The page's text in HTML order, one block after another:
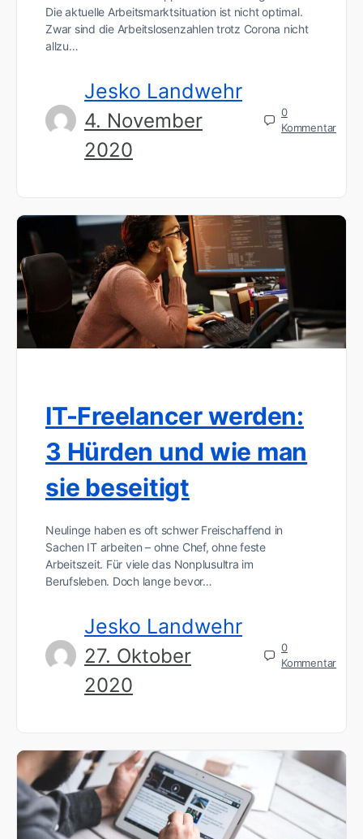
Die aktuelle Arbeitsmarktsituation ist nicht optimal.
Zwar sind die Arbeitslosenzahlen trotz Corona nicht
allzu…
Jesko Landwehr
4. November
2020
0
Kommentar
IT-Freelancer werden:
3 Hürden und wie man
sie beseitigt
Neulinge haben es oft schwer Freischaffend in
Sachen IT arbeiten – ohne Chef, ohne feste
Arbeitszeit. Für viele das Nonplusultra im
Berufsleben. Doch lange bevor…
Jesko Landwehr
27. Oktober
2020
0
Kommentar